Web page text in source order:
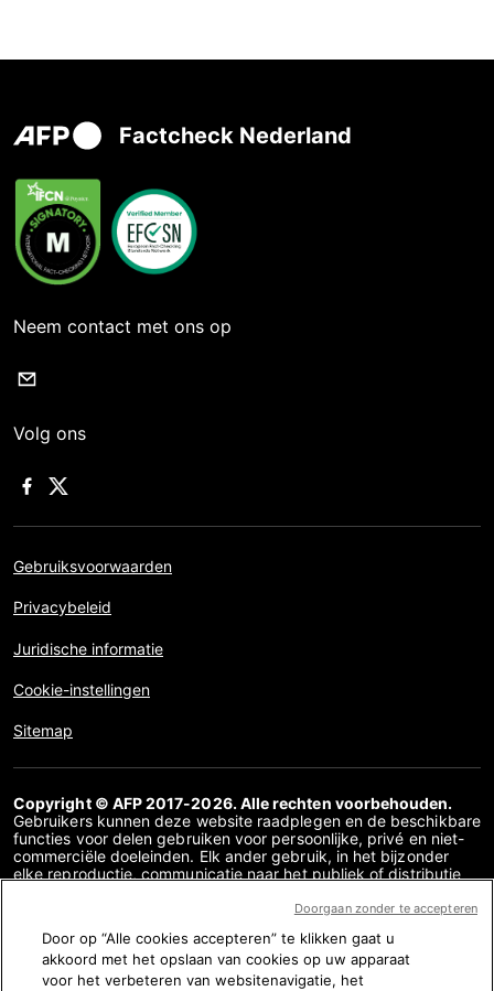
Factcheck Nederland
Neem contact met ons op
Volg ons
Gebruiksvoorwaarden
Privacybeleid
Juridische informatie
Cookie-instellingen
Sitemap
Copyright © AFP 2017-2026. Alle rechten voorbehouden.
Gebruikers kunnen deze website raadplegen en de beschikbare
functies voor delen gebruiken voor persoonlijke, privé en niet-
commerciële doeleinden. Elk ander gebruik, in het bijzonder
elke reproductie, communicatie naar het publiek of distributie
enig ander doel en/of op enige andere manier, zonder dat een
is streng verboden. De inhoud die wordt afgebeeld of
opgenomen via links binnen de factchecking inhoud wordt
verstrekt voor zover nodig voor een correct begrip van de
Door op “Alle cookies accepteren” te klikken gaat u
akkoord met het opslaan van cookies op uw apparaat
voor het verbeteren van websitenavigatie, het
Doorgaan zonder te accepteren